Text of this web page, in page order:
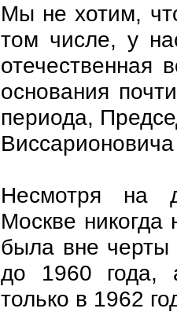
Мы не хотим,
том числе, у
отечественная
основания
периода,
Несмотря на
Москве
была вне
до 1960 года,
только в 1962